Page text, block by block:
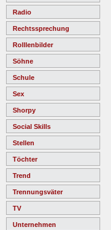
Radio
Rechtssprechung
Rolllenbilder
Söhne
Schule
Sex
Shorpy
Social Skills
Stellen
Töchter
Trend
Trennungsväter
TV
Unternehmen